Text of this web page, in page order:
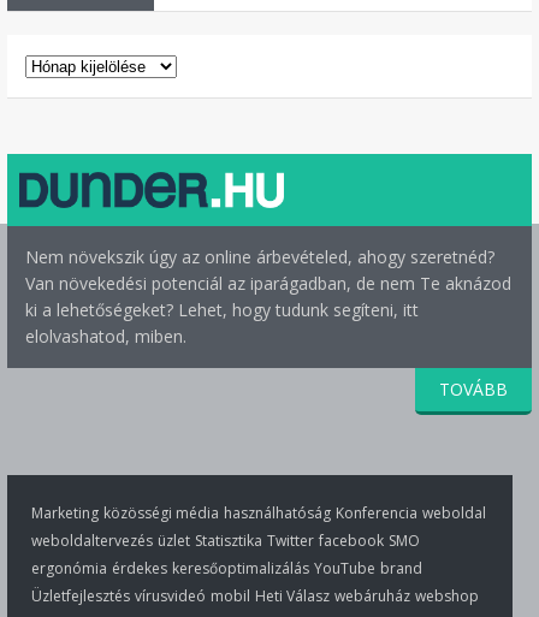
ARCHÍVUM
Nem növekszik úgy az online árbevételed, ahogy szeretnéd?
Van növekedési potenciál az iparágadban, de nem Te aknázod
ki a lehetőségeket? Lehet, hogy tudunk segíteni, itt
elolvashatod, miben.
TOVÁBB
Marketing közösségi média használhatóság Konferencia weboldal
weboldaltervezés üzlet Statisztika Twitter facebook SMO
ergonómia érdekes keresőoptimalizálás YouTube brand
Üzletfejlesztés vírusvideó mobil Heti Válasz webáruház webshop